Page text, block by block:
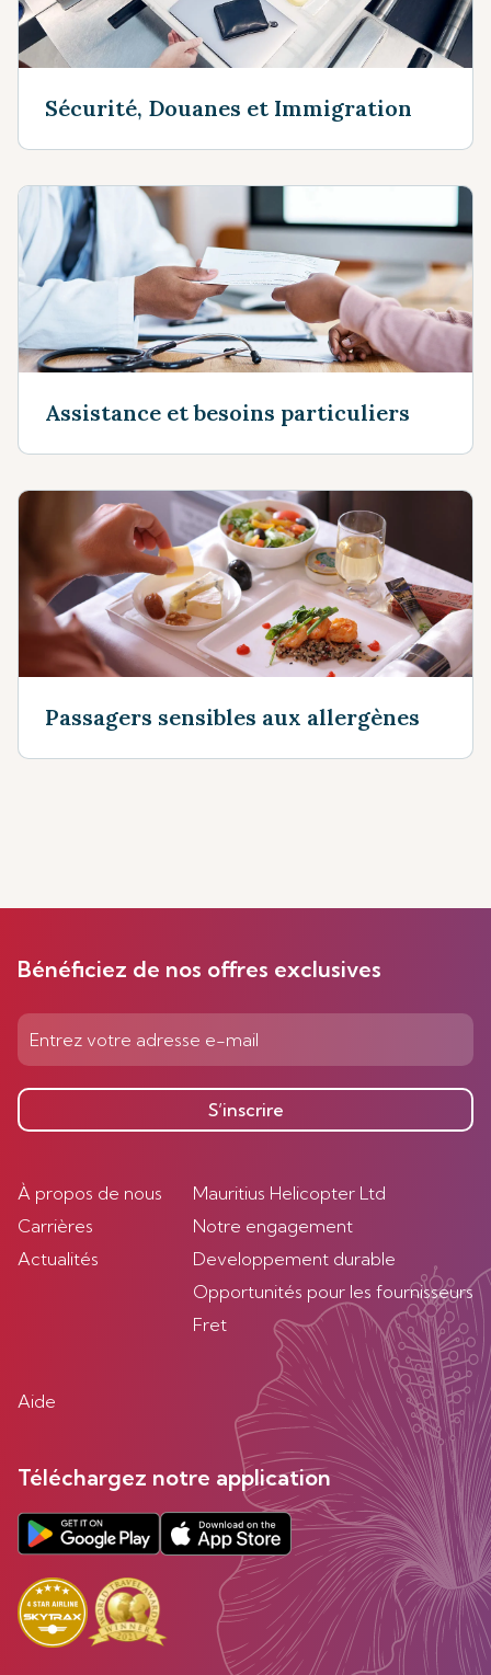
Sécurité, Douanes et Immigration
Assistance et besoins particuliers
Passagers sensibles aux allergènes
Bénéficiez de nos offres exclusives
S’inscrire
À propos de nous
Carrières
Actualités
Mauritius Helicopter Ltd
Notre engagement
Developpement durable
Opportunités pour les fournisseurs
Fret
Aide
Téléchargez notre application